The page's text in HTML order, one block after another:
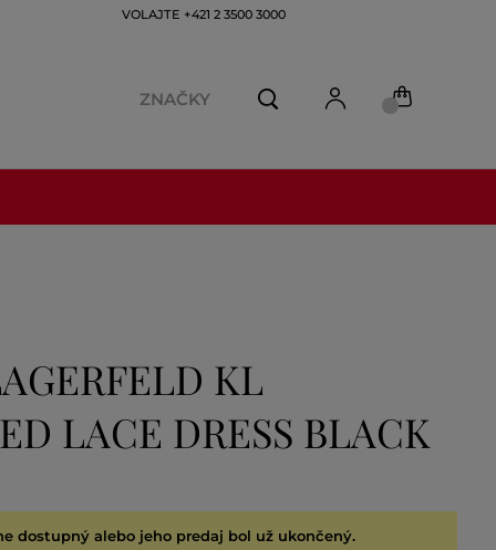
VOLAJTE +421 2 3500 3000
ZNAČKY
KL
LACE DRESS BLACK
dostupný alebo jeho predaj bol už ukončený.